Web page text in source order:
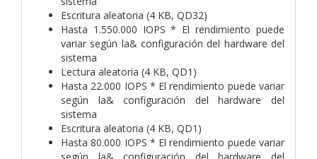
Escritura aleatoria (4 KB, QD32)
Hasta 1.550.000 IOPS * El rendimiento puede
variar según la& configuración del hardware del
sistema
Lectura aleatoria (4 KB, QD1)
Hasta 22.000 IOPS * El rendimiento puede variar
según la& configuración del hardware del
sistema
Escritura aleatoria (4 KB, QD1)
Hasta 80.000 IOPS * El rendimiento puede variar
según la& configuración del hardware del